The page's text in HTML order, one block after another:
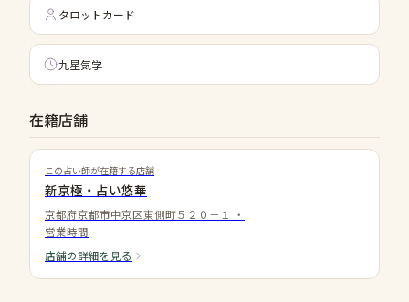
タロットカード
九星気学
在籍店舗
この占い師が在籍する店舗
新京極・占い悠華
京都府京都市中京区東側町５２０－１
・
営業時間
店舗の詳細を見る